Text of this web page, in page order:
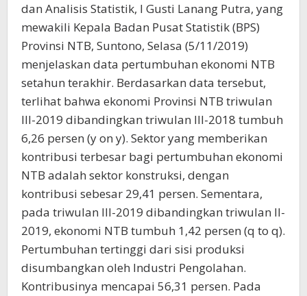
dan Analisis Statistik, I Gusti Lanang Putra, yang
mewakili Kepala Badan Pusat Statistik (BPS)
Provinsi NTB, Suntono, Selasa (5/11/2019)
menjelaskan data pertumbuhan ekonomi NTB
setahun terakhir. Berdasarkan data tersebut,
terlihat bahwa ekonomi Provinsi NTB triwulan
III-2019 dibandingkan triwulan III-2018 tumbuh
6,26 persen (y on y). Sektor yang memberikan
kontribusi terbesar bagi pertumbuhan ekonomi
NTB adalah sektor konstruksi, dengan
kontribusi sebesar 29,41 persen. Sementara,
pada triwulan III-2019 dibandingkan triwulan II-
2019, ekonomi NTB tumbuh 1,42 persen (q to q).
Pertumbuhan tertinggi dari sisi produksi
disumbangkan oleh Industri Pengolahan.
Kontribusinya mencapai 56,31 persen. Pada